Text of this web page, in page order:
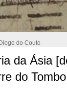
do Couto
da Ásia
do